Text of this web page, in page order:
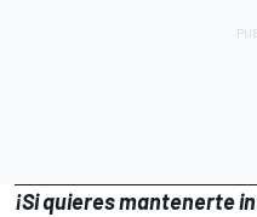
¡Si quieres mantenerte